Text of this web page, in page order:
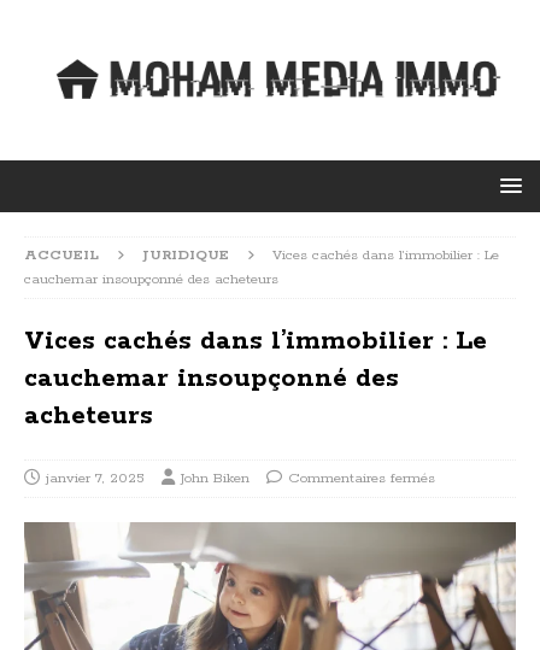
ACCUEIL JURIDIQUE
Vices cachés dans l’immobilier : Le
cauchemar insoupçonné des acheteurs
Vices cachés dans l’immobilier : Le
cauchemar insoupçonné des
acheteurs
janvier 7, 2025 John Biken Commentaires fermés